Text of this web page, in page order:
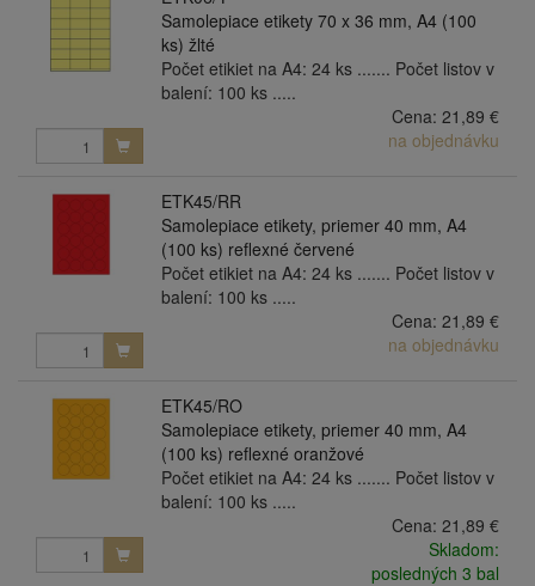
Samolepiace etikety 70 x 36 mm, A4 (100
ks) žlté
Počet etikiet na A4: 24 ks ....... Počet listov v
balení: 100 ks .....
Cena: 21,89 €
na objednávku
ETK45/RR
Samolepiace etikety, priemer 40 mm, A4
(100 ks) reflexné červené
Počet etikiet na A4: 24 ks ....... Počet listov v
balení: 100 ks .....
Cena: 21,89 €
na objednávku
ETK45/RO
Samolepiace etikety, priemer 40 mm, A4
(100 ks) reflexné oranžové
Počet etikiet na A4: 24 ks ....... Počet listov v
balení: 100 ks .....
Cena: 21,89 €
Skladom:
posledných 3 bal